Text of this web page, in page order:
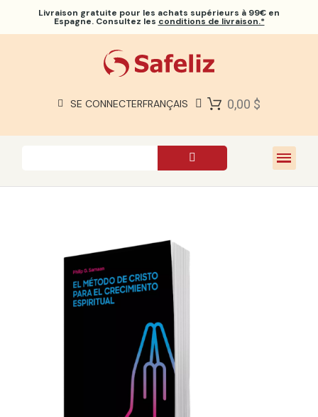
Livraison gratuite pour les achats supérieurs à 99€ en
Espagne. Consultez les conditions de livraison.*
SE CONNECTERFRANÇAIS 0,00 $
À PROPOS DE NOUS